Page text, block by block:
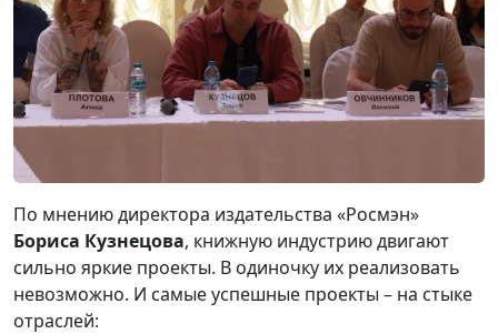
По мнению директора издательства «Росмэн»
Бориса Кузнецова, книжную индустрию двигают
сильно яркие проекты. В одиночку их реализовать
невозможно. И самые успешные проекты – на стыке
отраслей: